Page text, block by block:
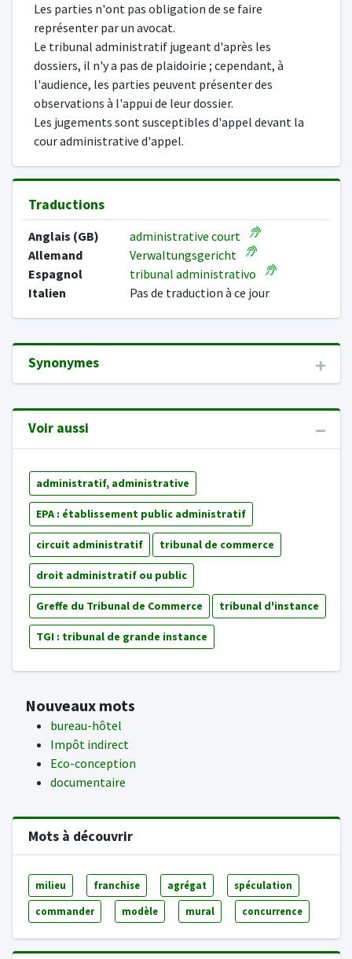
Les parties n'ont pas obligation de se faire
représenter par un avocat.
Le tribunal administratif jugeant d'après les
dossiers, il n'y a pas de plaidoirie ; cependant, à
l'audience, les parties peuvent présenter des
observations à l'appui de leur dossier.
Les jugements sont susceptibles d'appel devant la
cour administrative d'appel.
Traductions
Anglais (GB)
administrative court
Allemand
Verwaltungsgericht
Espagnol
tribunal administrativo
Italien
Pas de traduction à ce jour
Synonymes
Voir aussi
administratif, administrative
EPA : établissement public administratif
circuit administratif tribunal de commerce
droit administratif ou public
Greffe du Tribunal de Commerce tribunal d'instance
TGI : tribunal de grande instance
Nouveaux mots
bureau-hôtel
Impôt indirect
Eco-conception
documentaire
Mots à découvrir
milieu franchise agrégat spéculation
commander modèle mural concurrence